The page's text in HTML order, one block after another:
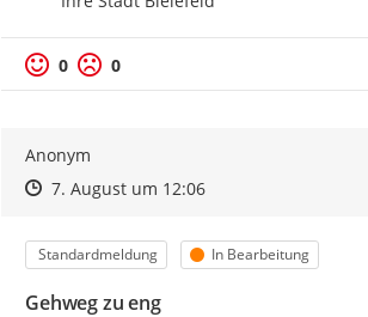
0 0
Anonym
Zeitpunkt des Erstellens
Zeitpunkt des Erstellens
7. August um 12:06Zur Äußerung
Kategorie
Standardmeldung Status
In Bearbeitung
Gehweg zu eng